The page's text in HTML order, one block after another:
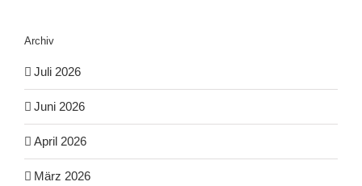
Archiv
Juli 2026
Juni 2026
April 2026
März 2026